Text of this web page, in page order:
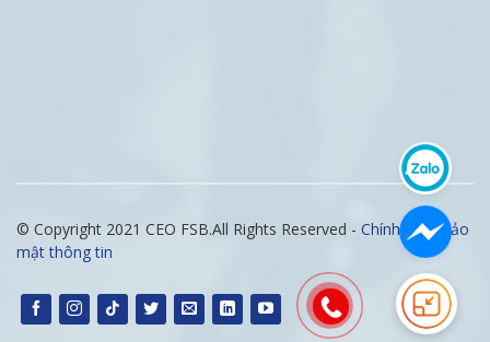
© Copyright 2021 CEO FSB.All Rights Reserved - Chính sách bảo
mật thông tin